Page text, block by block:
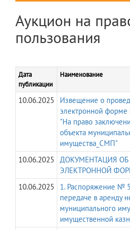
Аукцион на
пользования
Дата
публикации
Наименование
10.06.2025
Извещение о
электронной
"На право
объекта
имущества_СМП"
10.06.2025
ДОКУМЕНТАЦИЯ
ЭЛЕКТРОННОЙ
10.06.2025
1. Распоряжение №
передаче в аренду
муниципального
имущественной